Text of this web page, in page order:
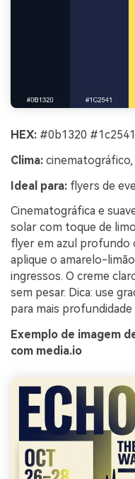
HEX: #0b1320
Clima:
Ideal para: flyers de
Cinematográfica e
solar com toque de
flyer em azul profundo
aplique o amarelo-
ingressos. O creme
sem pesar. Dica: use
para mais
Exemplo de imagem
com media.io